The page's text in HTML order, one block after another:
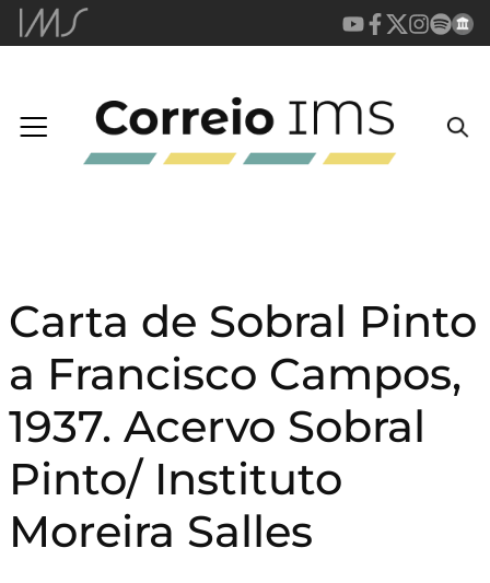
Carta de Sobral Pinto
a Francisco Campos,
1937. Acervo Sobral
Pinto/ Instituto
Moreira Salles